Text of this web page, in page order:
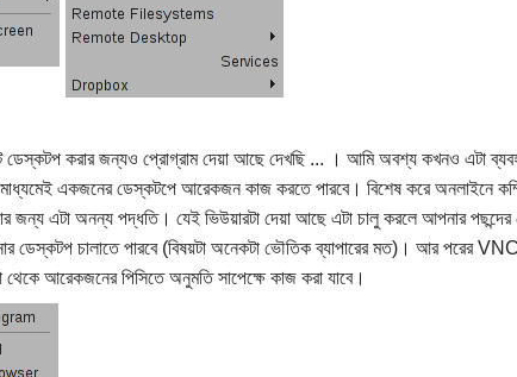
ডেস্কটপ করার জন্যও প্রোগ্রাম দেয়া আছে দেখছি ... । আমি অবশ্য কখনও এটা
মাধ্যমেই একজনের ডেস্কটপে আরেকজন কাজ করতে পারবে। বিশেষ করে অনলাইনে
জন্য এটা অনন্য পদ্ধতি। যেই ভিউয়ারটা দেয়া আছে এটা চালু করলে আপনার
ডেস্কটপ চালাতে পারবে (বিষয়টা অনেকটা ভৌতিক ব্যাপারের মত)। আর পরের VNC
থেকে আরেকজনের পিসিতে অনুমতি সাপেক্ষে কাজ করা যাবে।